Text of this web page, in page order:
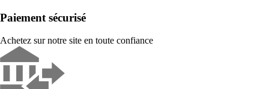
Paiement sécurisé
Achetez sur notre site en toute confiance